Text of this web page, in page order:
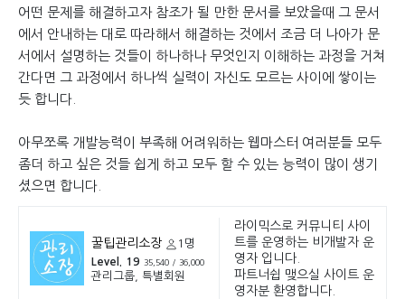
어떤 문제를 해결하고자 참조가 될 만한 문서를 보았을때 그 문서
에서 안내하는 대로 따라해서 해결하는 것에서 조금 더 나아가 문
서에서 설명하는 것들이 하나하나 무엇인지 이해하는 과정을 거쳐
간다면 그 과정에서 하나씩 실력이 자신도 모르는 사이에 쌓이는
듯 합니다.
아무쪼록 개발능력이 부족해 어려워하는 웹마스터 여러분들 모두
좀더 하고 싶은 것들 쉽게 하고 모두 할 수 있는 능력이 많이 생기
셨으면 합니다.
꿀팁관리소장
1명
Level. 19
35,540 / 36,000
관리그룹, 특별회원
라이믹스로 커뮤니티 사이
트를 운영하는 비개발자 운
영자 입니다.
파트너쉽 맺으실 사이트 운
영자분 환영합니다.